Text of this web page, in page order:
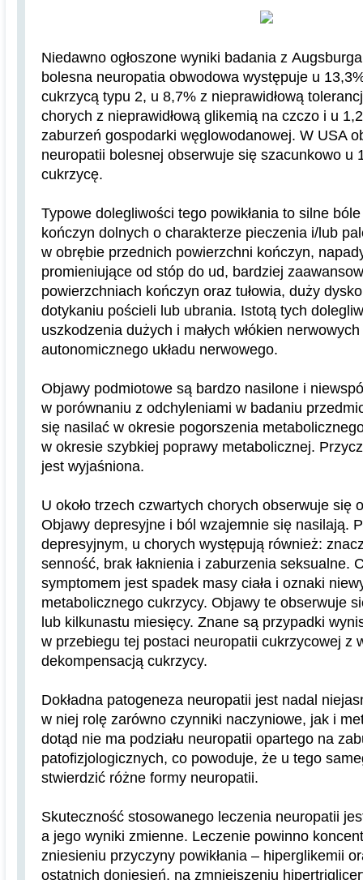
Niedawno ogłoszone wyniki badania z
bolesna neuropatia obwodowa występuje u
cukrzycą typu 2, u 8,7% z nieprawidłową
chorych z nieprawidłową glikemią na czczo i u
zaburzeń gospodarki węglowodanowej. W USA
neuropatii bolesnej obserwuje się szacunkowo u
cukrzycę.
Typowe dolegliwości tego powikłania to silne
kończyn dolnych o charakterze pieczenia i/lub
w obrębie przednich powierzchni kończyn,
promieniujące od stóp do ud, bardziej
powierzchniach kończyn oraz tułowia, duży
dotykaniu pościeli lub ubrania. Istotą tych
uszkodzenia dużych i małych włókien
autonomicznego układu nerwowego.
Objawy podmiotowe są bardzo nasilone i
w porównaniu z odchyleniami w badaniu
się nasilać w okresie pogorszenia
w okresie szybkiej poprawy metabolicznej.
jest wyjaśniona.
U około trzech czwartych chorych obserwuje się
Objawy depresyjne i ból wzajemnie się nasilają.
depresyjnym, u chorych występują również:
senność, brak łaknienia i zaburzenia seksualne.
symptomem jest spadek masy ciała i oznaki
metabolicznego cukrzycy. Objawy te obserwuje
lub kilkunastu miesięcy. Znane są przypadki
w przebiegu tej postaci neuropatii cukrzycowej z
dekompensacją cukrzycy.
Dokładna patogeneza neuropatii jest nadal
w niej rolę zarówno czynniki naczyniowe, jak i
dotąd nie ma podziału neuropatii opartego na
patofizjologicznych, co powoduje, że u tego
stwierdzić różne formy neuropatii.
Skuteczność stosowanego leczenia neuropatii
a jego wyniki zmienne. Leczenie powinno
zniesieniu przyczyny powikłania – hiperglikemii
ostatnich doniesień, na zmniejszeniu